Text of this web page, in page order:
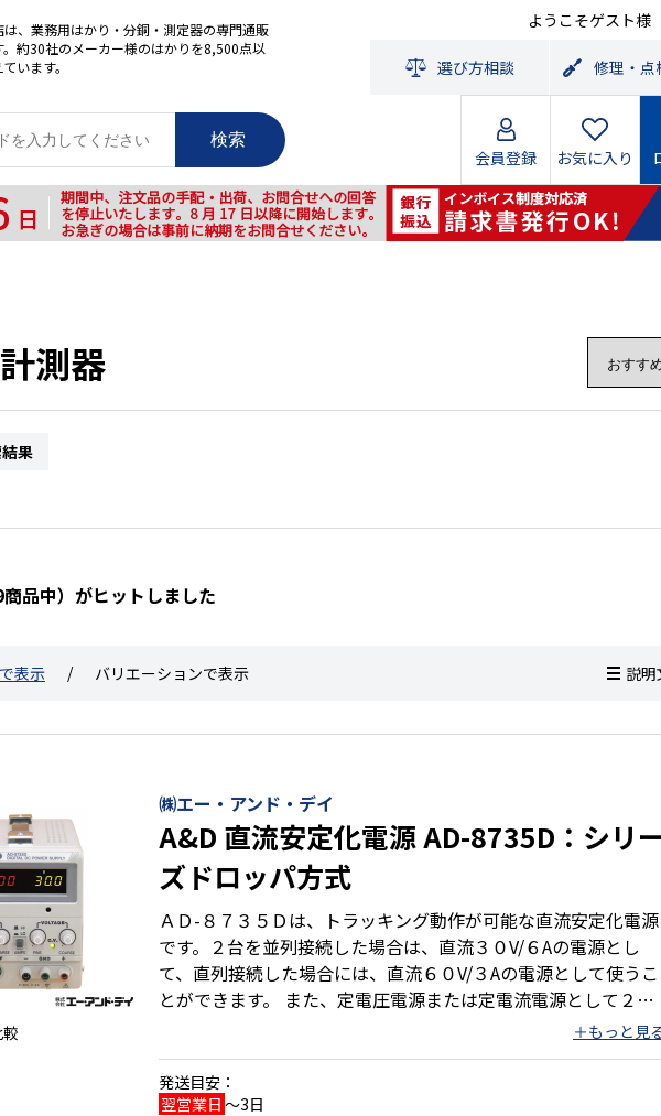
は、業務用はかり・分銅・測定器の専門通販
。約30社のメーカー様のはかりを8,500点以
います。
ようこそゲスト様
選び方相談 修理・点
検索
会員登録 お気に入り
測器
果
品中）がヒットしました
表示 バリエーションで表示 説
㈱エー・アンド・デイ
A&D 直流安定化電源 AD-8735D：シリ
ズドロッパ方式
ＡＤ-８７３５Ｄは、トラッキング動作が可能な直流安定化電源
です。２台を並列接続した場合は、直流３０V/６Aの電源とし
て、直列接続した場合には、直流６０V/３Aの電源として使うこ
とができます。 また、定電圧電源または定電流電源として２通
を低く抑え優れた負荷安定性 ●読み取りやすいデジタルＬＥＤ
表示 ●電源はシリーズレギュレータ方式
発送目安：
翌営業日 ～3日